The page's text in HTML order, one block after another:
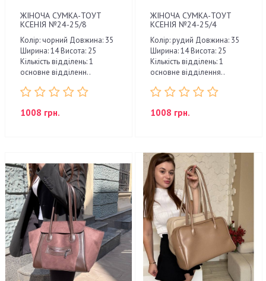
ЖІНОЧА СУМКА-ТОУТ
КСЕНІЯ №24-25/8
Колір: чорний Довжина: 35
Ширина: 14 Висота: 25
Кількість відділень: 1
основне відділенн..
1008 грн.
ЖІНОЧА СУМКА-ТОУТ
КСЕНІЯ №24-25/4
Колір: рудий Довжина: 35
Ширина: 14 Висота: 25
Кількість відділень: 1
основне відділення..
1008 грн.